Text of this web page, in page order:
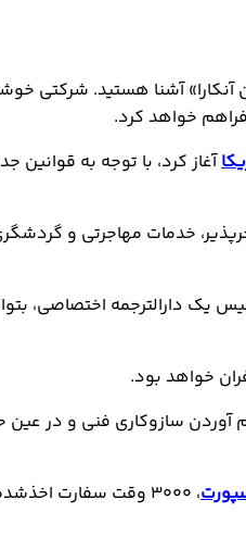
آنکارا» آشنا هستید. شرکتی
خواهد کرد.
آغاز کرد، با توجه به قوانین
خدمات مهاجرتی و
یک دارالترجمه اختصاصی،
خواهد بود.
بوده است با فراهم آوردن